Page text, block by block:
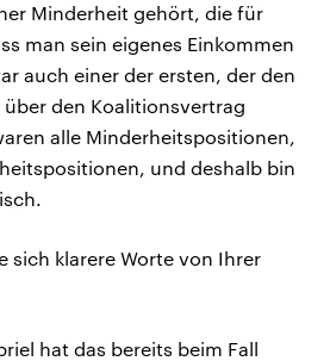
Minderheit gehört, die für
man sein eigenes Einkommen
auch einer der ersten, der den
den Koalitionsvertrag
alle Minderheitspositionen,
und deshalb bin
sich klarere Worte von Ihrer
hat das bereits beim Fall